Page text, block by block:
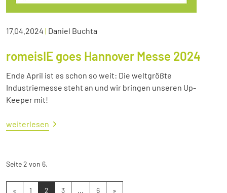
17.04.2024 | Daniel Buchta
romeisIE goes Hannover Messe 2024
Ende April ist es schon so weit: Die weltgrößte
Industriemesse steht an und wir bringen unseren Up-
Keeper mit!
weiterlesen
Seite 2 von 6.
« 1 2 3 ... 6 »